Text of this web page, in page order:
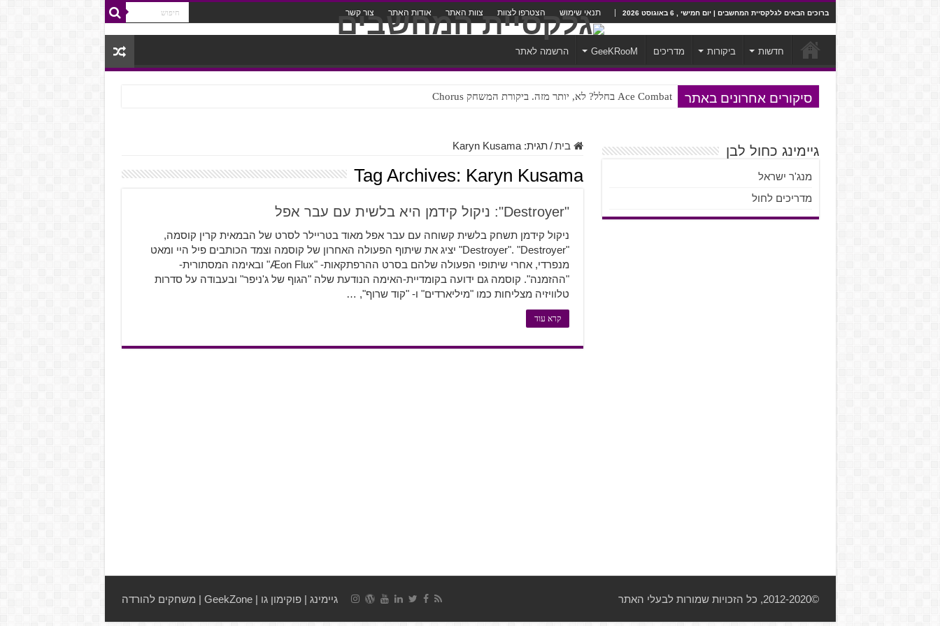
ברוכים הבאים לגלקסיית המחשבים | יום חמישי , 6 באוגוסט 2026 תנאי שימוש הצטרפו לצוות צוות האתר אודות האתר צור קשר
חדשות ביקורות מדריכים GeeKRooM הרשמה לאתר
סיקורים אחרונים באתר Ace Combat בחלל? לא, יותר מזה. ביקורת המשחק Chorus
Steven Universe והשירים שתורגמו בצורה נוראית לעברית
בית / תגית:Karyn Kusama
Tag Archives: Karyn Kusama
"Destroyer": ניקול קידמן היא בלשית עם עבר אפל
ניקול קידמן תשחק בלשית קשוחה עם עבר אפל מאוד בטריילר לסרט של הבמאית קרין קוסמה,
"Destroyer". "Destroyer" יציג את שיתוף הפעולה האחרון של קוסמה וצמד הכותבים פיל היי ומאט
מנפרדי, אחרי שיתופי הפעולה שלהם בסרט ההרפתקאות- "Æon Flux" ובאימה המסתורית-
"ההזמנה". קוסמה גם ידועה בקומדיית-האימה הנודעת שלה "הגוף של ג'ניפר" ובעבודה על סדרות
טלוויזיה מצליחות כמו "מיליארדים" ו- "קוד שרוף", …
קרא עוד
גיימינג כחול לבן
מנג'ר ישראל
מדריכים לחול
גיימינג |פוקימון גו |
GeekZone
| משחקים להורדה ©2012-2020, כל הזכויות שמורות לבעלי האתר